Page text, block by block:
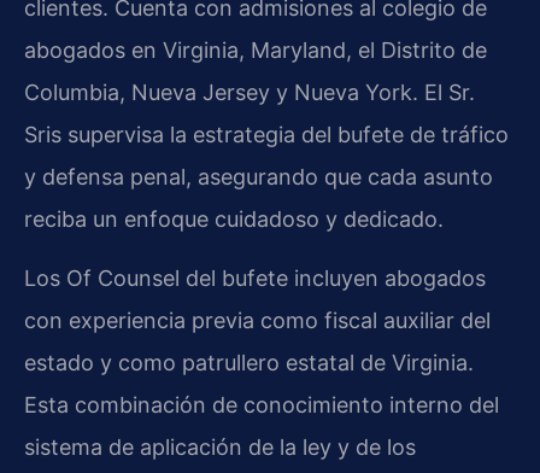
clientes. Cuenta con admisiones al colegio de
abogados en Virginia, Maryland, el Distrito de
Columbia, Nueva Jersey y Nueva York. El Sr.
Sris supervisa la estrategia del bufete de tráfico
y defensa penal, asegurando que cada asunto
reciba un enfoque cuidadoso y dedicado.
Los Of Counsel del bufete incluyen abogados
con experiencia previa como fiscal auxiliar del
estado y como patrullero estatal de Virginia.
Esta combinación de conocimiento interno del
sistema de aplicación de la ley y de los